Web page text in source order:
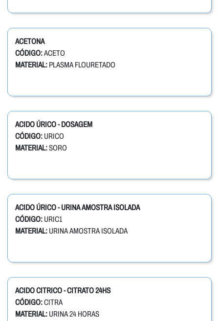
ACETONA
CÓDIGO:ACETO
MATERIAL: PLASMA FLOURETADO
ACIDO ÚRICO - DOSAGEM
CÓDIGO: URICO
MATERIAL:SORO
ACIDO ÚRICO - URINA AMOSTRA ISOLADA
CÓDIGO: URIC1
MATERIAL: URINA AMOSTRA ISOLADA
ACIDO CITRICO - CITRATO 24HS
CÓDIGO:CITRA
MATERIAL: URINA 24 HORAS